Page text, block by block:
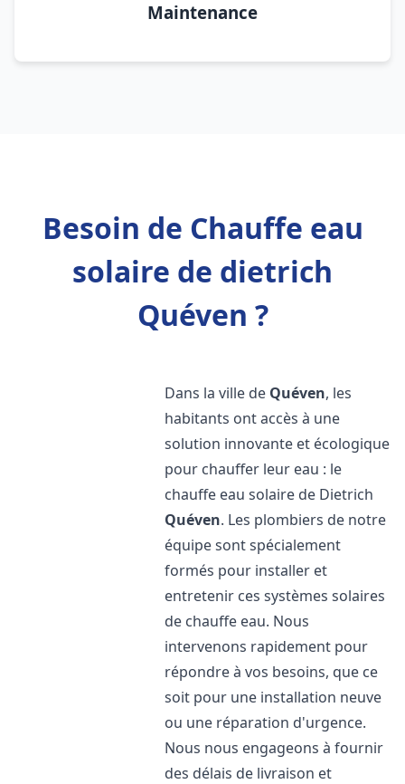
Maintenance
Besoin de Chauffe eau
solaire de dietrich
Quéven ?
Dans la ville de Quéven, les
habitants ont accès à une
solution innovante et écologique
pour chauffer leur eau : le
chauffe eau solaire de Dietrich
Quéven. Les plombiers de notre
équipe sont spécialement
formés pour installer et
entretenir ces systèmes solaires
de chauffe eau. Nous
intervenons rapidement pour
répondre à vos besoins, que ce
soit pour une installation neuve
ou une réparation d'urgence.
Nous nous engageons à fournir
des délais de livraison et